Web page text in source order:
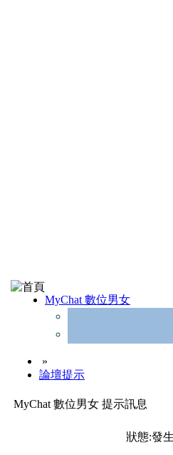
MyChat 數位男女
»
論壇提示
MyChat 數位男女 提示訊息
狀態:發